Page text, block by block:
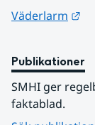
Väderlarm
Publikationer
SMHI ger
faktablad.